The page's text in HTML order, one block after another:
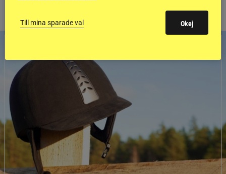
Till mina sparade val Okej